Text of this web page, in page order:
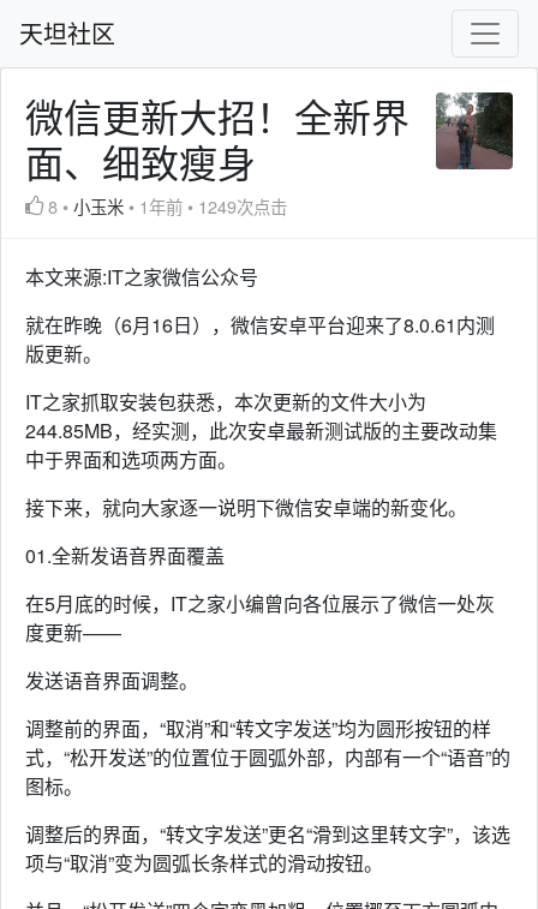
天坦社区
微信更新大招！全新界
面、细致瘦身
8 •小玉米 • 1年前 • 1249次点击
本文来源:IT之家微信公众号
就在昨晚（6月16日），微信安卓平台迎来了8.0.61内测
版更新。
IT之家抓取安装包获悉，本次更新的文件大小为
244.85MB，经实测，此次安卓最新测试版的主要改动集
中于界面和选项两方面。
接下来，就向大家逐一说明下微信安卓端的新变化。
01.全新发语音界面覆盖
在5月底的时候，IT之家小编曾向各位展示了微信一处灰
度更新——
发送语音界面调整。
调整前的界面，“取消”和“转文字发送”均为圆形按钮的样
式，“松开发送”的位置位于圆弧外部，内部有一个“语音”的
图标。
调整后的界面，“转文字发送”更名“滑到这里转文字”，该选
项与“取消”变为圆弧长条样式的滑动按钮。